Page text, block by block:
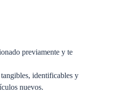
previamente y te
identificables y
nuevos.